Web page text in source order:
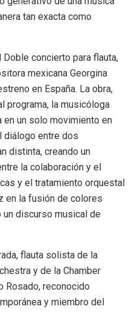
tan exacta como
concierto para flauta,
mexicana Georgina
en España. La obra,
programa, la musicóloga
en un solo movimiento en
diálogo entre dos
distinta, creando un
la colaboración y el
y el tratamiento orquestal
en la fusión de colores
discurso musical de
flauta solista de la
y de la Chamber
Rosado, reconocido
y miembro del